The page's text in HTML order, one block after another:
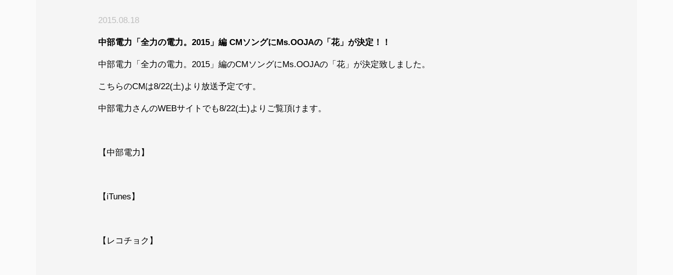
2015.08.18
中部電力「全力の電力。2015」編 CMソングにMs.OOJAの「花」が決定！！
中部電力「全力の電力。2015」編のCMソングにMs.OOJAの「花」が決定致しました。
こちらのCMは8/22(土)より放送予定です。
中部電力さんのWEBサイトでも8/22(土)よりご覧頂けます。
【中部電力】
【iTunes】
【レコチョク】